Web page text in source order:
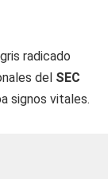
radicado
del SEC
signos vitales.